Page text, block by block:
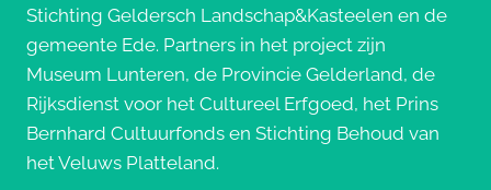
Stichting Geldersch Landschap&Kasteelen en de
gemeente Ede. Partners in het project zijn
Museum Lunteren, de Provincie Gelderland, de
Rijksdienst voor het Cultureel Erfgoed, het Prins
Bernhard Cultuurfonds en Stichting Behoud van
het Veluws Platteland.